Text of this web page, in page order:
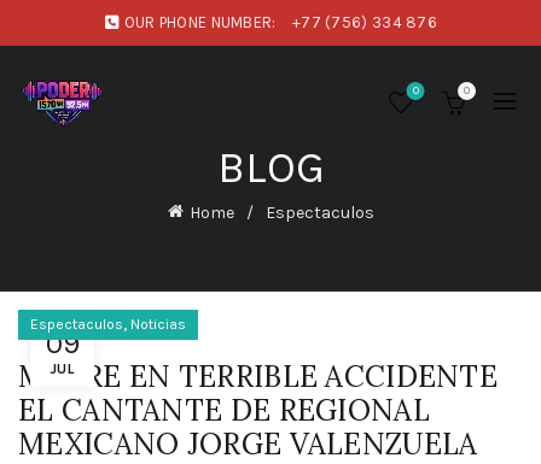
OUR PHONE NUMBER: +77 (756) 334 876
0 0
BLOG
Home Espectaculos
09
JUL
Espectaculos, Noticias
MUERE EN TERRIBLE ACCIDENTE
EL CANTANTE DE REGIONAL
MEXICANO JORGE VALENZUELA